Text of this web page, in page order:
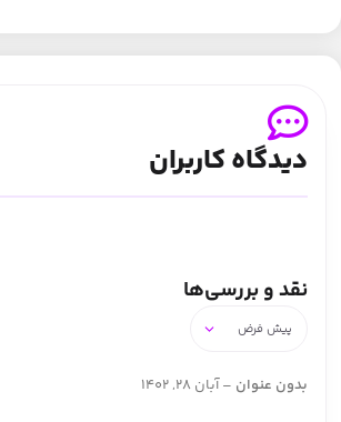
دیدگاه کاربران
نقد و بررسی‌ها
بدون عنوان –آبان 28, 1402